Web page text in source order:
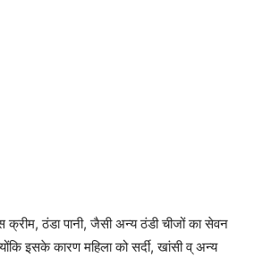
ठंडा पानी, जैसी अन्य ठंडी चीजों का सेवन
इसके कारण महिला को सर्दी, खांसी व् अन्य